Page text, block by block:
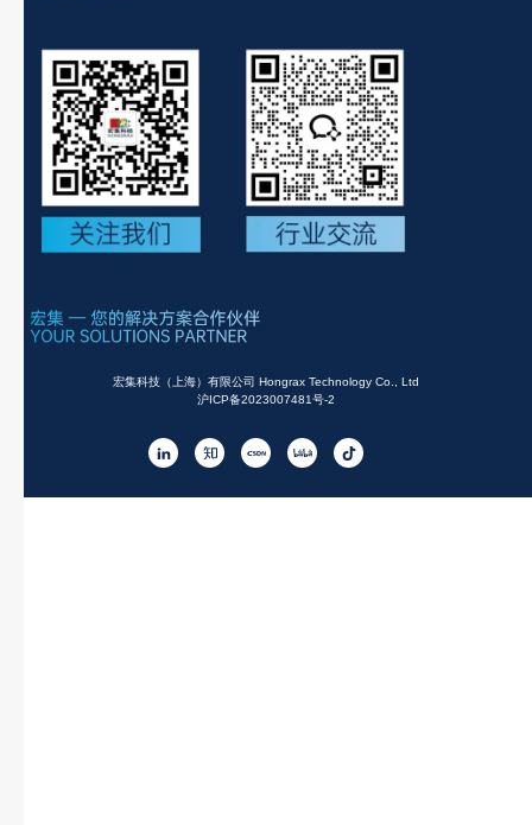
宏集科技（上海）有限公司 Hongrax Technology Co., Ltd
沪ICP备2023007481号-2